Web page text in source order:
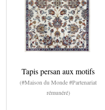
Tapis persan aux motifs
(#Maison du Monde #Partenariat
rémunéré)